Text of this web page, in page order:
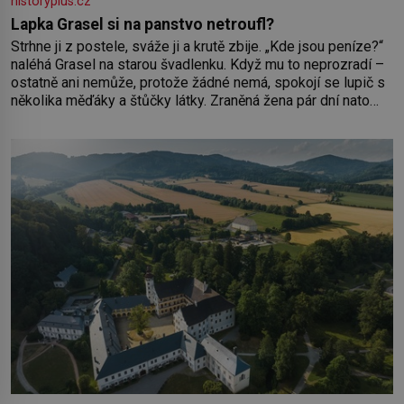
Lapka Grasel si na panstvo netroufl?
Strhne ji z postele, sváže ji a krutě zbije. „Kde jsou peníze?“
naléhá Grasel na starou švadlenku. Když mu to neprozradí –
ostatně ani nemůže, protože žádné nemá, spokojí se lupič s
několika měďáky a štůčky látky. Zraněná žena pár dní nato
dlouho po jeho smrti